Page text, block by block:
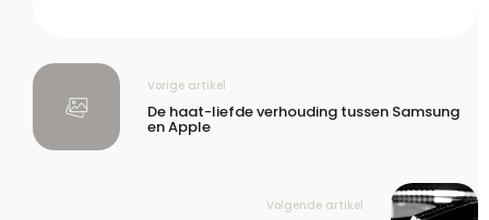
Vorige artikel
De haat-liefde verhouding tussen Samsung
en Apple
Volgende artikel